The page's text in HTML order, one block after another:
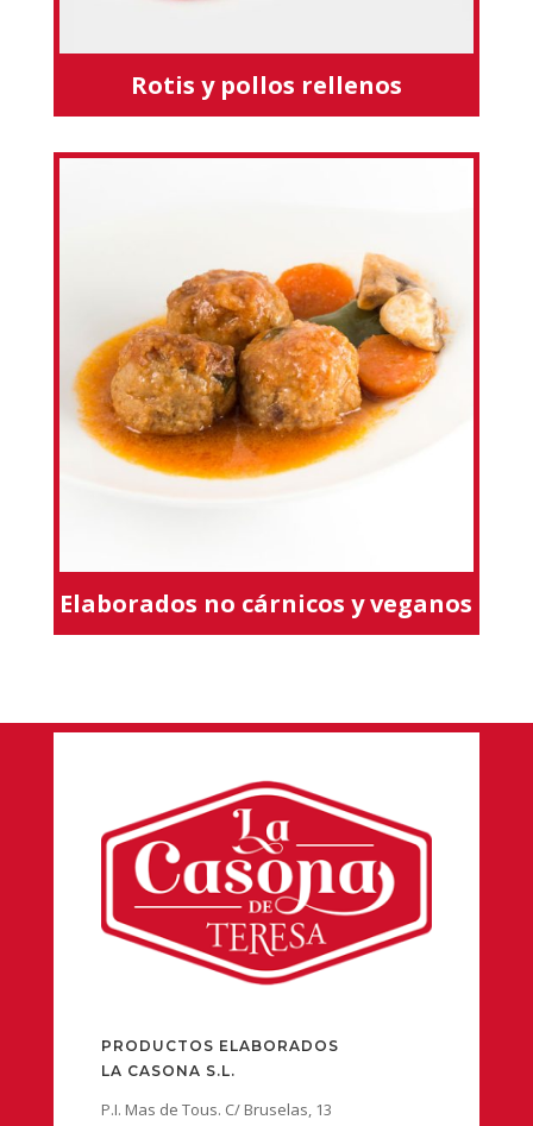
Rotis y pollos rellenos
Elaborados no cárnicos y veganos
PRODUCTOS ELABORADOS
LA CASONA S.L.
P.I. Mas de Tous. C/ Bruselas, 13